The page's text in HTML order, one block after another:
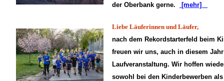
der Oberbank gerne.
[mehr]
Liebe Läuferinnen und Läufer,
nach dem Rekordstarterfeld beim
freuen wir uns, auch in diesem
Laufveranstaltung. Wir hoffen
sowohl bei den Kinderbewerben